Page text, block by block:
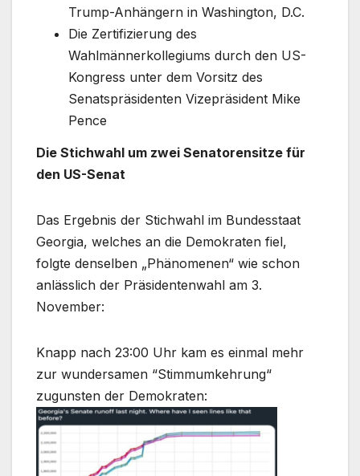
Trump-Anhängern in Washington, D.C.
Die Zertifizierung des
Wahlmännerkollegiums durch den US-
Kongress unter dem Vorsitz des
Senatspräsidenten Vizepräsident Mike
Pence
Die Stichwahl um zwei Senatorensitze für
den US-Senat
Das Ergebnis der Stichwahl im Bundesstaat
Georgia, welches an die Demokraten fiel,
folgte denselben „Phänomenen“ wie schon
anlässlich der Präsidentenwahl am 3.
November:
Knapp nach 23:00 Uhr kam es einmal mehr
zur wundersamen “Stimmumkehrung“
zugunsten der Demokraten: